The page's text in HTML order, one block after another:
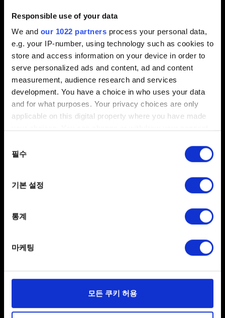
Responsible use of your data
We and our 1022 partners process your personal data,
e.g. your IP-number, using technology such as cookies to
store and access information on your device in order to
serve personalized ads and content, ad and content
measurement, audience research and services
development. You have a choice in who uses your data
and for what purposes. Your privacy choices are only
applicable on this digital property where you have made
the Privacy trigger icon.
Collect information about your geographical
Identify your device by actively scanning it for
Find out more about how your personal data is processed
일부 쿠키는 웹 사이트를 정상적으로 이용하기 위해
관련 기술적 피드백을 제공하여 사용자의 웹사이트 이용
선택
필수
기본 설정
통계
마케팅
모든 쿠키 허용
%localappdata%\Programs\CD Projekt
Red\REDlauncher\logs
모드는 커뮤니티 제작 콘텐츠이기 때문에, 저희는 특정
모드를 지원할 수 없습니다. 이 경우, 모드 제작자에게 직접
도움을 요청하는 것이 좋습니다. 또한, 저희는 모드가
적용된 게임을 지원하지 못할 수도 있습니다.
도움이 필요하신가요?
한국어
SNS 접속